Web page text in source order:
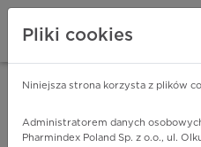
Pliki cookies
Niniejsza strona korzysta z plików
Administratorem danych
Pharmindex Poland Sp. z o.o., ul.
ZA DARMO - w